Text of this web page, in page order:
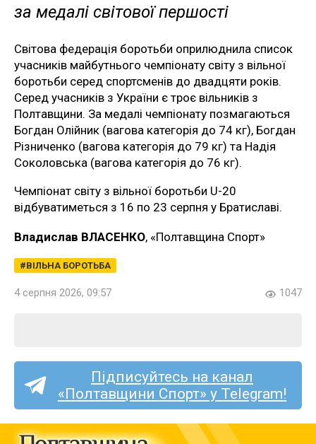
за медалі світової першості
Світова федерація боротьби оприлюднила список
учасників майбутнього чемпіонату світу з вільної
боротьби серед спортсменів до двадцяти років.
Серед учасників з України є троє вільників з
Полтавщини. За медалі чемпіонату позмагаються
Богдан Олійник (вагова категорія до 74 кг), Богдан
Різниченко (вагова категорія до 79 кг) та Надія
Соколовська (вагова категорія до 76 кг).
Чемпіонат світу з вільної боротьби U-20
відбуватиметься з 16 по 23 серпня у Братиславі.
Владислав ВЛАСЕНКО, «Полтавщина Спорт»
ВІЛЬНА БОРОТЬБА
4 серпня 2026, 09:57 1047
Підписуйтесь на канал
«Полтавщини Спорт» у Telegram!